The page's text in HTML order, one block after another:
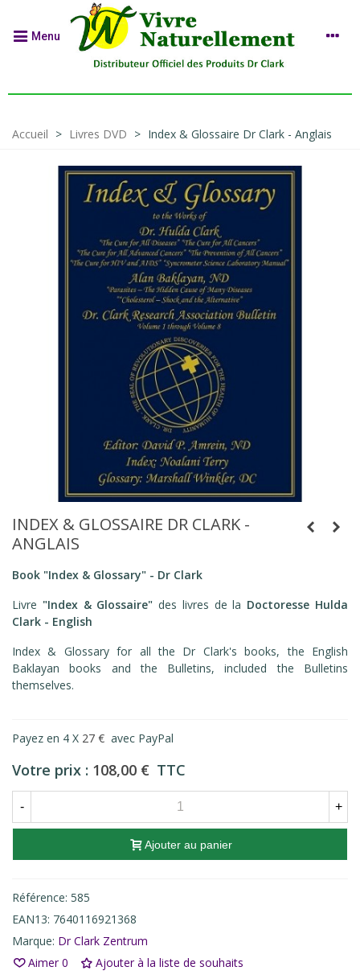
Menu
Accueil > Livres DVD > Index & Glossaire Dr Clark - Anglais
INDEX & GLOSSAIRE DR CLARK -
ANGLAIS
Book "Index & Glossary" - Dr Clark
Livre "Index & Glossaire" des livres de la Doctoresse Hulda
Clark - English
Index & Glossary for all the Dr Clark's books, the English
Baklayan books and the Bulletins, included the Bulletins
themselves.
Payez en 4 X 27 € avec PayPal
Votre prix : 108,00 € TTC
- +
Ajouter au panier
Référence: 585
EAN13: 7640116921368
Marque: Dr Clark Zentrum
Aimer 0 Ajouter à la liste de souhaits